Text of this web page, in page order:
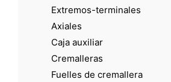
Extremos-terminales
Axiales
Caja auxiliar
Cremalleras
Fuelles de cremallera